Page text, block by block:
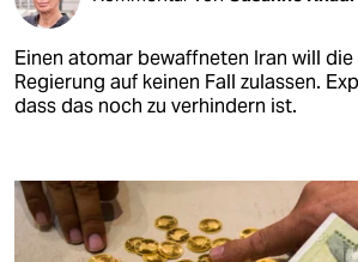
Einen atomar bewaffneten Iran will
Regierung auf keinen Fall zulassen.
dass das noch zu verhindern ist.